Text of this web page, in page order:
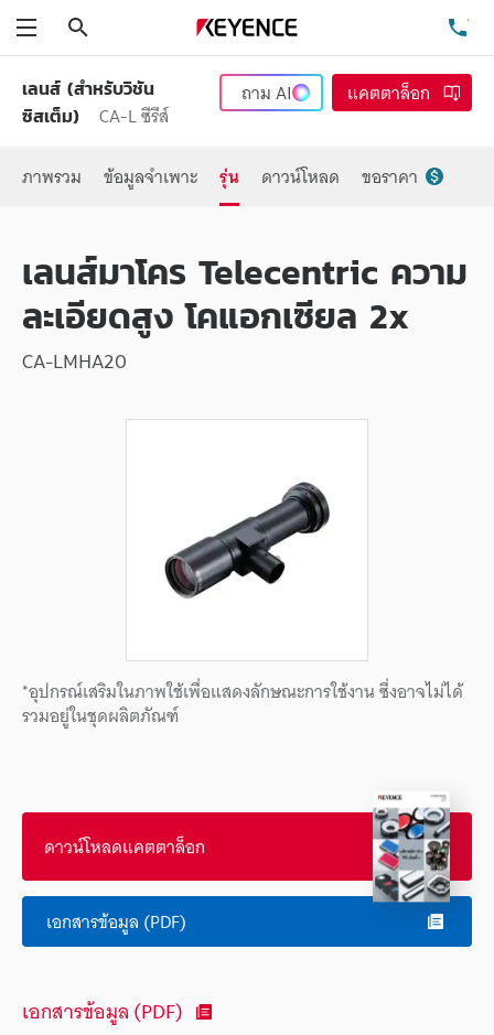
เลนส์ (สำหรับวิชัน
ซิสเต็ม)
CA-L ซีรีส์
ถามAI แคตตาล็อก
ภาพรวม ข้อมูลจำเพาะ รุ่น ดาวน์โหลด ขอราคา
เลนส์มาโคร Telecentric ความ
ละเอียดสูง โคแอกเซียล 2x
CA-LMHA20
*อุปกรณ์เสริมในภาพใช้เพื่อแสดงลักษณะการใช้งาน ซึ่งอาจไม่ได้
รวมอยู่ในชุดผลิตภัณฑ์
ดาวน์โหลดแคตตาล็อก
เอกสารข้อมูล (PDF)
เอกสารข้อมูล (PDF)